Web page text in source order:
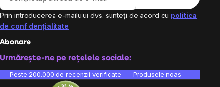
Prin introducerea e-mailului dvs. sunteți de acord cu politica
de confidențialitate
Abonare
Urmărește-ne pe rețelele sociale:
Peste 200.000 de recenzii verificate Produsele noastre sunt